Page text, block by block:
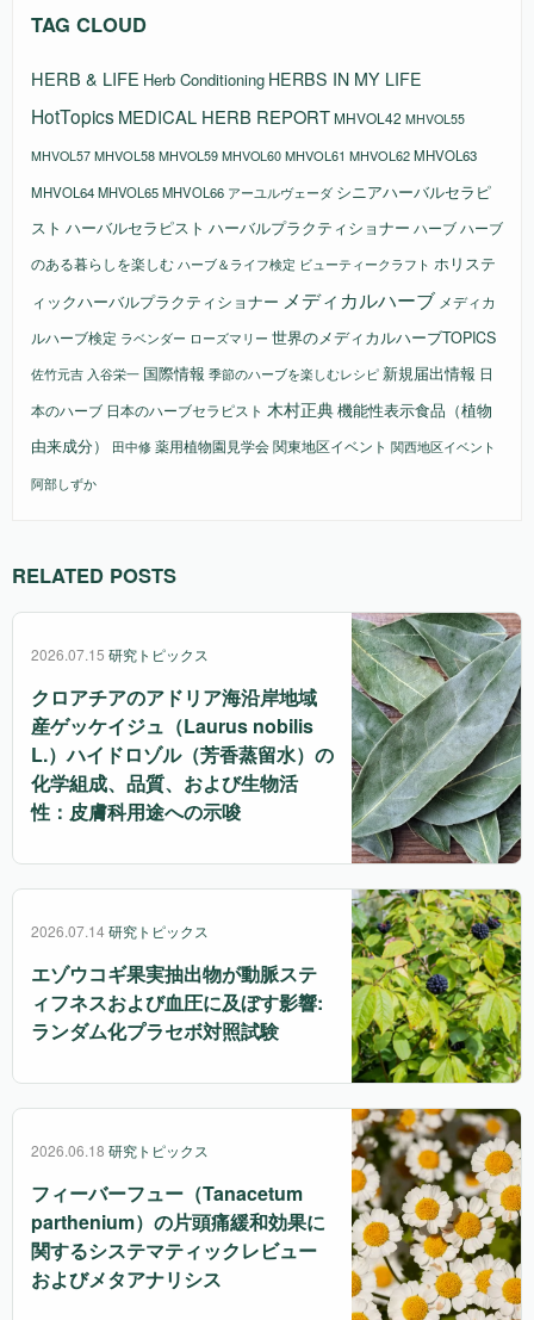
TAG CLOUD
HERB & LIFE Herb Conditioning HERBS IN MY LIFE
HotTopics MEDICAL HERB REPORTMHVOL42 MHVOL55
MHVOL57 MHVOL58 MHVOL59 MHVOL60 MHVOL61 MHVOL62MHVOL63
MHVOL64MHVOL65MHVOL66 アーユルヴェーダ シニアハーバルセラピ
スト ハーバルセラピスト ハーバルプラクティショナー ハーブハーブ
のある暮らしを楽しむ ハーブ＆ライフ検定 ビューティークラフト ホリステ
ィックハーバルプラクティショナー メディカルハーブ メディカ
ルハーブ検定 ラベンダー ローズマリー 世界のメディカルハーブTOPICS
佐竹元吉 入谷栄一 国際情報 季節のハーブを楽しむレシピ 新規届出情報 日
本のハーブ 日本のハーブセラピスト 木村正典機能性表示食品（植物
由来成分）
田中修 薬用植物園見学会関東地区イベント 関西地区イベント
阿部しずか
RELATED POSTS
2026.07.15 研究トピックス
クロアチアのアドリア海沿岸地域
産ゲッケイジュ（Laurus nobilis
L.）ハイドロゾル（芳香蒸留水）の
化学組成、品質、および生物活
性：皮膚科用途への示唆
2026.07.14研究トピックス
エゾウコギ果実抽出物が動脈ステ
ィフネスおよび血圧に及ぼす影響:
ランダム化プラセボ対照試験
2026.06.18 研究トピックス
フィーバーフュー（Tanacetum
parthenium）の片頭痛緩和効果に
関するシステマティックレビュー
およびメタアナリシス